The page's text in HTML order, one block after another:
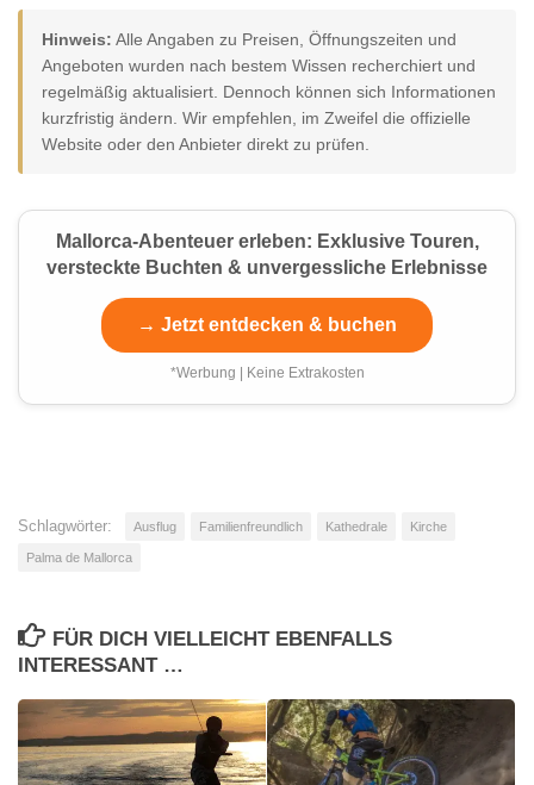
Hinweis: Alle Angaben zu Preisen, Öffnungszeiten und
Angeboten wurden nach bestem Wissen recherchiert und
regelmäßig aktualisiert. Dennoch können sich Informationen
kurzfristig ändern. Wir empfehlen, im Zweifel die offizielle
Website oder den Anbieter direkt zu prüfen.
Mallorca-Abenteuer erleben: Exklusive Touren,
versteckte Buchten & unvergessliche Erlebnisse
→ Jetzt entdecken & buchen
*Werbung | Keine Extrakosten
Schlagwörter: Ausflug Familienfreundlich Kathedrale Kirche
Palma de Mallorca
FÜR DICH VIELLEICHT EBENFALLS
INTERESSANT …